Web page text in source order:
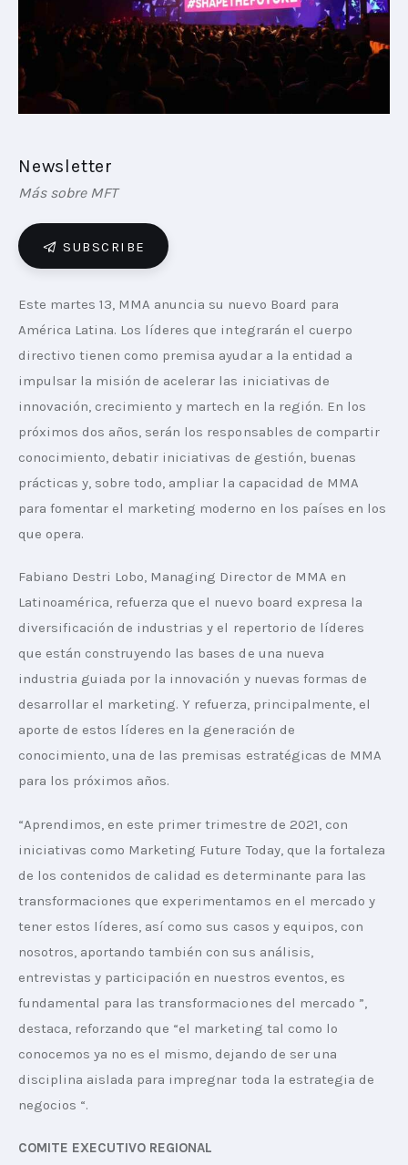
PLAYBOOKS
NOVEDADES DE LOS MIEMBROS
Newsletter
Más sobre MFT
SUBSCRIBE
Este martes 13, MMA anuncia su nuevo Board para
América Latina. Los líderes que integrarán el cuerpo
directivo tienen como premisa ayudar a la entidad a
impulsar la misión de acelerar las iniciativas de
innovación, crecimiento y martech en la región. En los
próximos dos años, serán los responsables de compartir
conocimiento, debatir iniciativas de gestión, buenas
prácticas y, sobre todo, ampliar la capacidad de MMA
para fomentar el marketing moderno en los países en los
que opera.
Fabiano Destri Lobo, Managing Director de MMA en
Latinoamérica, refuerza que el nuevo board expresa la
diversificación de industrias y el repertorio de líderes
que están construyendo las bases de una nueva
industria guiada por la innovación y nuevas formas de
desarrollar el marketing. Y refuerza, principalmente, el
aporte de estos líderes en la generación de
conocimiento, una de las premisas estratégicas de MMA
para los próximos años.
“Aprendimos, en este primer trimestre de 2021, con
iniciativas como Marketing Future Today, que la fortaleza
de los contenidos de calidad es determinante para las
transformaciones que experimentamos en el mercado y
tener estos líderes, así como sus casos y equipos, con
nosotros, aportando también con sus análisis,
entrevistas y participación en nuestros eventos, es
fundamental para las transformaciones del mercado ”,
destaca, reforzando que “el marketing tal como lo
conocemos ya no es el mismo, dejando de ser una
disciplina aislada para impregnar toda la estrategia de
negocios “.
COMITE EXECUTIVO REGIONAL